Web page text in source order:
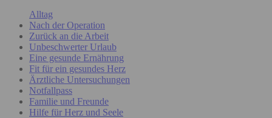
Alltag
Nach der Operation
Zurück an die Arbeit
Unbeschwerter Urlaub
Eine gesunde Ernährung
Fit für ein gesundes Herz
Ärztliche Untersuchungen
Notfallpass
Familie und Freunde
Hilfe für Herz und Seele